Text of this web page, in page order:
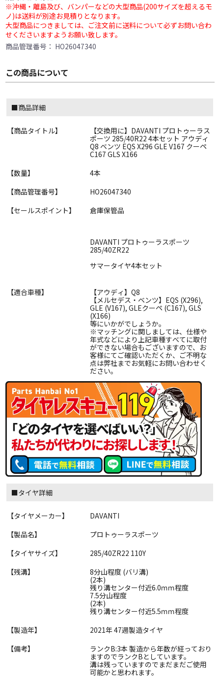
※沖縄・離島及び、バンパーなどの大型商品(200サイズを超えるモ
ノ)は送料が別途お見積りとなります。
大型商品につきましては、ご注文前に送料について必ずお問い合わ
せくださいますようお願い致します。
商品管理番号： HO26047340
この商品について
■商品詳細
【商品タイトル】
【交換用に】DAVANTI プロトゥーラス
ポーツ 285/40R22 4本セット アウディ
Q8 ベンツ EQS X296 GLE V167 クーペ
C167 GLS X166
【数量】
4本
【商品管理番号】
HO26047340
【セールスポイント】
倉庫保管品
DAVANTI プロトゥーラスポーツ
285/40ZR22
サマータイヤ4本セット
【適合車種】
【アウディ】Q8
【メルセデス・ベンツ】EQS (X296),
GLE (V167), GLEクーペ (C167), GLS
(X166)
等にいかがでしょうか。
※マッチングに関しましては、仕様や
年式などにより上記車種すべてに取付
ができない場合もございますので、お
客様にてご確認いただくか、ご不明な
点は弊社までお気軽にお問い合わせく
ださい。
■タイヤ詳細
【タイヤメーカー】
DAVANTI
【製品名】
プロトゥーラスポーツ
【タイヤサイズ】
285/40ZR22 110Y
【残溝】
8分山程度 (バリ溝)
(2本)
残り溝センター付近6.0ｍｍ程度
7.5分山程度
(2本)
残り溝センター付近5.5ｍｍ程度
【製造年】
2021年 47週製造タイヤ
【備考】
ランクB:3本 製造から年数が経っており
ますのでランクBとしています。
溝は残っていますのでまだまだご使用
可能かと思われます。